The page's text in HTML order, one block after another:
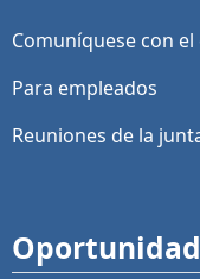
Comuníquese con
Para empleados
Reuniones de la